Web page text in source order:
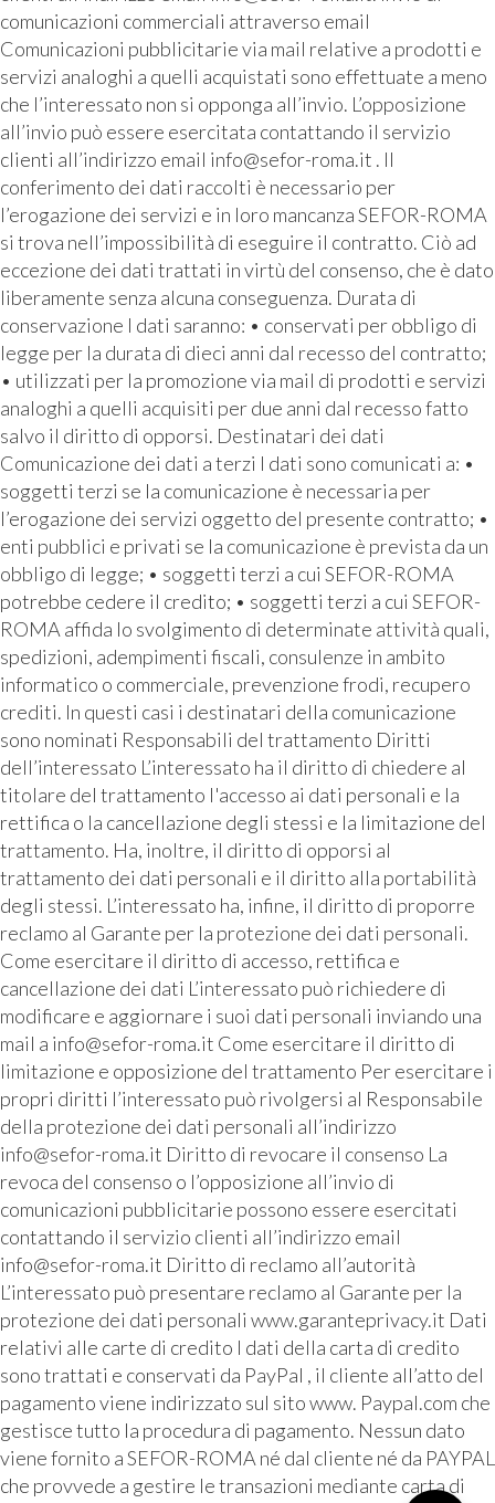
comunicazioni commerciali attraverso email
Comunicazioni pubblicitarie via mail relative a prodotti e
servizi analoghi a quelli acquistati sono effettuate a meno
che l’interessato non si opponga all’invio. L’opposizione
all’invio può essere esercitata contattando il servizio
clienti all’indirizzo email info@sefor-roma.it . Il
conferimento dei dati raccolti è necessario per
l’erogazione dei servizi e in loro mancanza SEFOR-ROMA
si trova nell’impossibilità di eseguire il contratto. Ciò ad
eccezione dei dati trattati in virtù del consenso, che è dato
liberamente senza alcuna conseguenza. Durata di
conservazione I dati saranno: • conservati per obbligo di
legge per la durata di dieci anni dal recesso del contratto;
• utilizzati per la promozione via mail di prodotti e servizi
analoghi a quelli acquisiti per due anni dal recesso fatto
salvo il diritto di opporsi. Destinatari dei dati
Comunicazione dei dati a terzi I dati sono comunicati a: •
soggetti terzi se la comunicazione è necessaria per
l’erogazione dei servizi oggetto del presente contratto; •
enti pubblici e privati se la comunicazione è prevista da un
obbligo di legge; • soggetti terzi a cui SEFOR-ROMA
potrebbe cedere il credito; • soggetti terzi a cui SEFOR-
ROMA affida lo svolgimento di determinate attività quali,
spedizioni, adempimenti fiscali, consulenze in ambito
informatico o commerciale, prevenzione frodi, recupero
crediti. In questi casi i destinatari della comunicazione
sono nominati Responsabili del trattamento Diritti
dell’interessato L’interessato ha il diritto di chiedere al
titolare del trattamento l'accesso ai dati personali e la
rettifica o la cancellazione degli stessi e la limitazione del
trattamento. Ha, inoltre, il diritto di opporsi al
trattamento dei dati personali e il diritto alla portabilità
degli stessi. L’interessato ha, infine, il diritto di proporre
reclamo al Garante per la protezione dei dati personali.
Come esercitare il diritto di accesso, rettifica e
cancellazione dei dati L’interessato può richiedere di
modificare e aggiornare i suoi dati personali inviando una
mail a info@sefor-roma.it Come esercitare il diritto di
limitazione e opposizione del trattamento Per esercitare i
propri diritti l’interessato può rivolgersi al Responsabile
della protezione dei dati personali all’indirizzo
info@sefor-roma.it Diritto di revocare il consenso La
revoca del consenso o l’opposizione all’invio di
comunicazioni pubblicitarie possono essere esercitati
contattando il servizio clienti all’indirizzo email
info@sefor-roma.it Diritto di reclamo all’autorità
L’interessato può presentare reclamo al Garante per la
protezione dei dati personali www.garanteprivacy.it Dati
relativi alle carte di credito I dati della carta di credito
sono trattati e conservati da PayPal , il cliente all’atto del
pagamento viene indirizzato sul sito www. Paypal.com che
gestisce tutto la procedura di pagamento. Nessun dato
viene fornito a SEFOR-ROMA né dal cliente né da PAYPAL
che provvede a gestire le transazioni mediante carta di